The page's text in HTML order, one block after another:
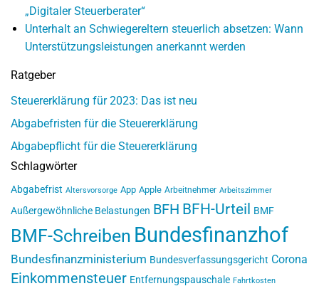
„Digitaler Steuerberater“
Unterhalt an Schwiegereltern steuerlich absetzen: Wann
Unterstützungsleistungen anerkannt werden
Ratgeber
Steuererklärung für 2023: Das ist neu
Abgabefristen für die Steuererklärung
Abgabepflicht für die Steuererklärung
Schlagwörter
Abgabefrist Altersvorsorge App Apple Arbeitnehmer Arbeitszimmer
Außergewöhnliche Belastungen BFH BFH-Urteil BMF
BMF-Schreiben Bundesfinanzhof
Bundesfinanzministerium Bundesverfassungsgericht Corona
Einkommensteuer Entfernungspauschale Fahrtkosten